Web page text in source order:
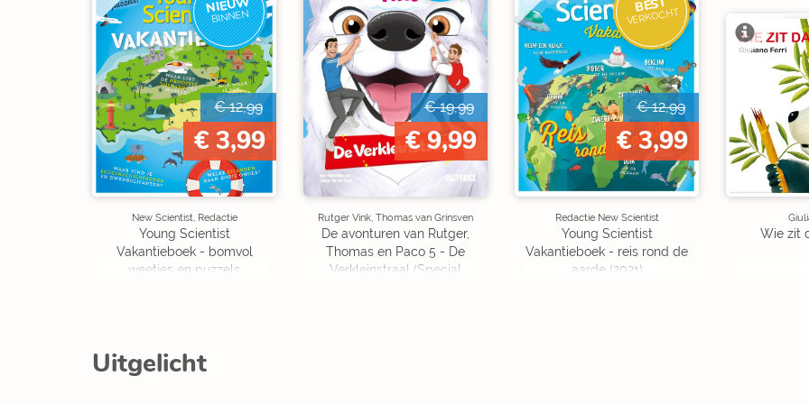
NIEUW
BINNEN
€ 12,99
€ 3,99
New Scientist, Redactie
Young Scientist
Vakantieboek - bomvol
weetjes en puzzels
€ 19,99
€ 9,99
Rutger Vink, Thomas van Grinsven
De avonturen van Rutger,
Thomas en Paco 5 - De
Verkleinstraal (Special
BEST
VERKOCHT
€ 12,99
€ 3,99
Redactie New Scientist
Young Scientist
Vakantieboek - reis rond de
aarde (2021)
Wie zit
Uitgelicht